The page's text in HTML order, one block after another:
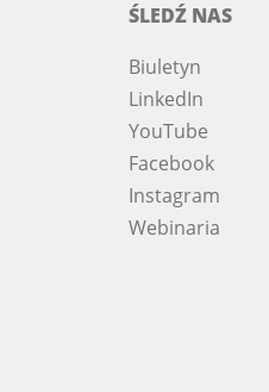
ŚLEDŹ NAS
Biuletyn
LinkedIn
YouTube
Facebook
Instagram
Webinaria